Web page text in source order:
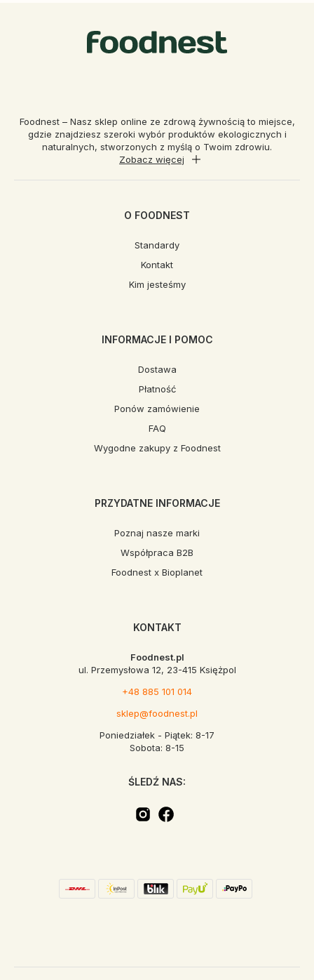
Foodnest – Nasz sklep online ze zdrową żywnością to miejsce,
gdzie znajdziesz szeroki wybór produktów ekologicznych i
naturalnych, stworzonych z myślą o Twoim zdrowiu.
Zobacz więcej
O FOODNEST
Standardy
Kontakt
Kim jesteśmy
INFORMACJE I POMOC
Dostawa
Płatność
Ponów zamówienie
FAQ
Wygodne zakupy z Foodnest
PRZYDATNE INFORMACJE
Poznaj nasze marki
Współpraca B2B
Foodnest x Bioplanet
KONTAKT
Foodnest.pl
ul. Przemysłowa 12, 23-415 Księżpol
+48 885 101 014
sklep@foodnest.pl
Poniedziałek - Piątek: 8-17
Sobota: 8-15
ŚLEDŹ NAS: